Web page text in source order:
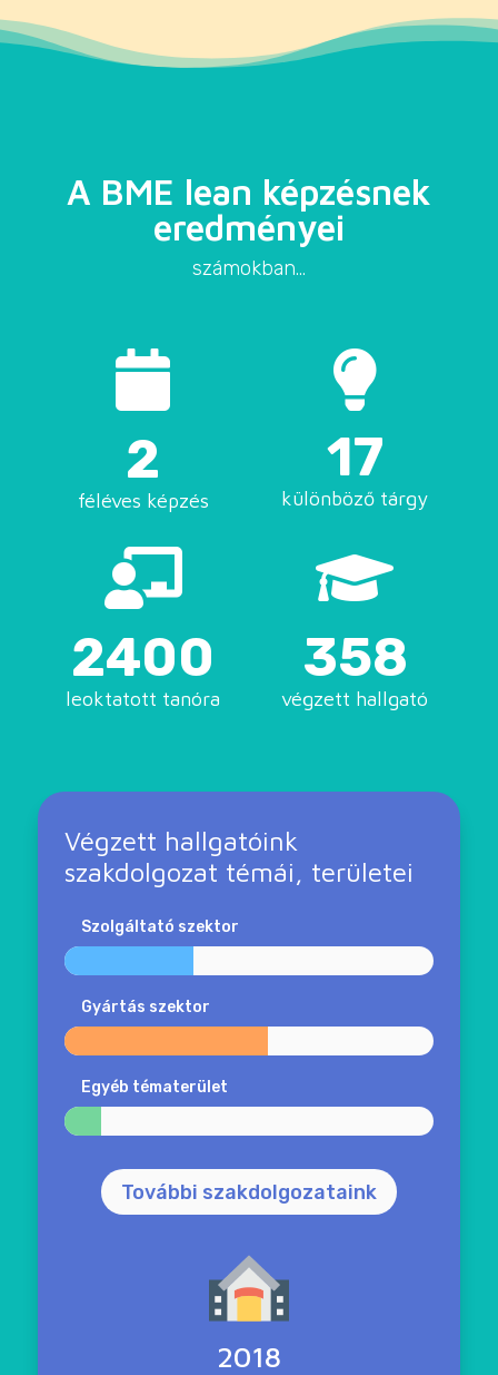
A BME lean képzésnek
eredményei
számokban…

2
féléves képzés

17
különböző tárgy

2400
leoktatott tanóra

358
végzett hallgató
Végzett hallgatóink
szakdolgozat témái, területei
Szolgáltató szektor
Gyártás szektor
Egyéb tématerület
További szakdolgozataink
2018